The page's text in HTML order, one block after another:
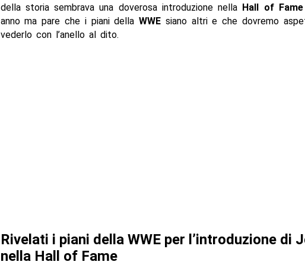
della storia sembrava una doverosa introduzione nella Hall of Fame
anno ma pare che i piani dellaWWE siano altri e che dovremo
vederlo con l’anello al dito.
Rivelati i piani della WWE per l’introduzione di
nella Hall of Fame